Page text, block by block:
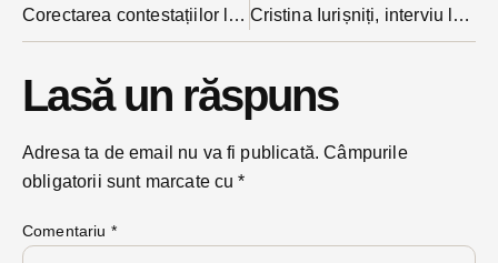
Corectarea contestațiilor la evaluare a mai validat o medie de10 în județ. La limba română recorectarea a adus punctaje mai mari chiar si cu peste 0,8 puncte Cristina Iurișniți, interviu la RFI despre legea educației pentru sănătate pe care a inițiat-o: ”forma promulgată acum e un pas înapoi”
Lasă un răspuns
Adresa ta de email nu va fi publicată. Câmpurile
obligatorii sunt marcate cu*
Comentariu *